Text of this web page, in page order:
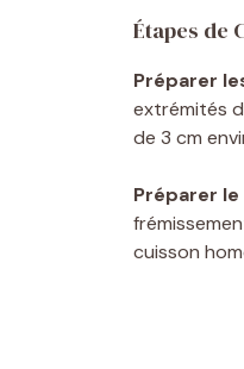
Étapes de
Préparer
extrémités
de 3 cm
Préparer
cuisson